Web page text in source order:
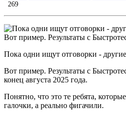
269
Пока одни ищут отговорки -
Вот пример. Результаты с
конец августа 2025 года.
Понятно, что это те ребята,
галочки, а реально фигачили.